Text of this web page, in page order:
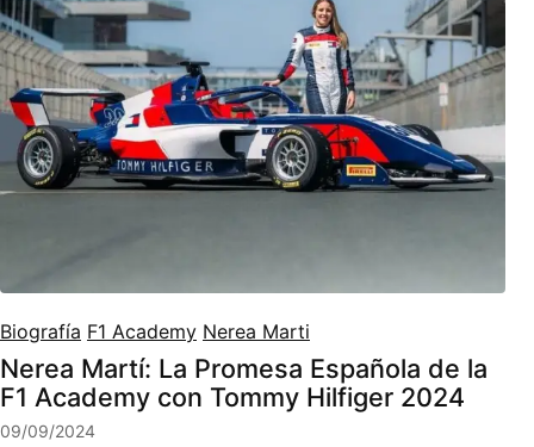
Biografía F1 Academy Nerea Marti
Nerea Martí: La Promesa Española de la
F1 Academy con Tommy Hilfiger 2024
09/09/2024